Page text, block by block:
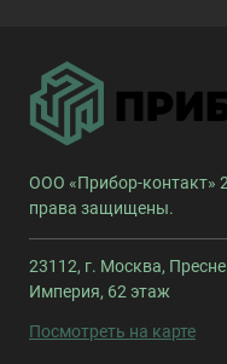
ООО «Прибор-контакт»
права защищены.
23112, г. Москва,
Империя, 62 этаж
Посмотреть на карте